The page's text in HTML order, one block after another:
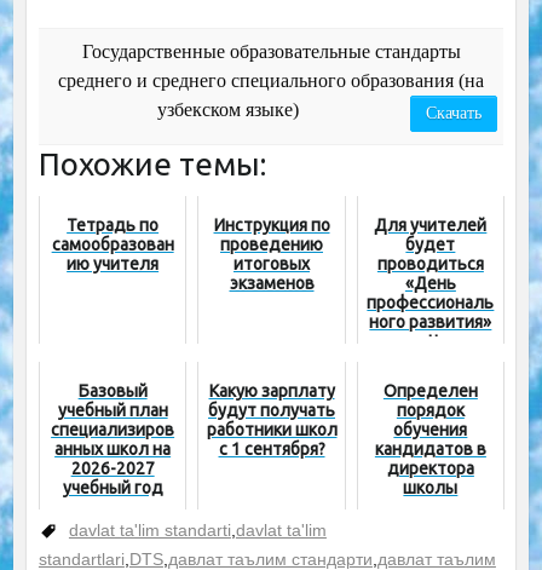
Государственные образовательные стандарты
среднего и среднего специального образования (на
узбекском языке)
Скачать
Похожие темы:
Тетрадь по
самообразован
ию учителя
Инструкция по
проведению
итоговых
экзаменов
Для учителей
будет
проводиться
«День
профессиональ
ного развития»
и «Час
ного развития»
Базовый
учебный план
специализиров
анных школ на
2026-2027
учебный год
Какую зарплату
будут получать
работники школ
с 1 сентября?
Определен
порядок
обучения
кандидатов в
директора
школы
davlat ta'lim standarti davlat ta'lim
standartlari DTS, давлат таълим стандарти давлат таълим